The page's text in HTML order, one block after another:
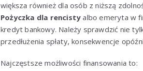
większa również dla osób z niższą
Pożyczka dla rencisty albo emeryta w
kredyt bankowy. Należy sprawdzić nie
przedłużenia spłaty, konsekwencje
Najczęstsze możliwości finansowania to: